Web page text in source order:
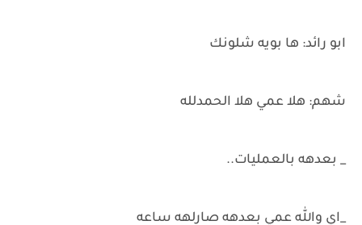
ابو رائد: ها بويه شلونك
شهم: هلا عمي هلا الحمدلله
_ بعدهه بالعمليات..
_اي والله عمي بعدهه صارلهه ساعه